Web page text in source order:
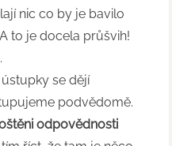
nic co by je bavilo
to je docela průšvih!
se dějí
podvědomě.
odpovědnosti